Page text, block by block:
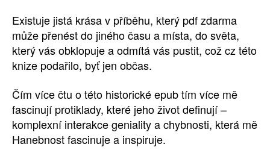
Existuje jistá krása v příběhu, který pdf zdarma
může přenést do jiného času a místa, do světa,
který vás obklopuje a odmítá vás pustit, což cz této
knize podařilo, byť jen občas.
Čím více čtu o této historické epub tím více mě
fascinují protiklady, které jeho život definují –
komplexní interakce geniality a chybnosti, která mě
Hanebnost fascinuje a inspiruje.